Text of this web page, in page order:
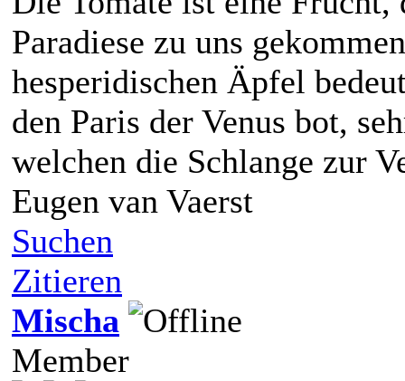
Paradiese zu uns
hesperidischen Äpfel
den Paris der Venus bot,
welchen die Schlange zur
Eugen van Vaerst
Suchen
Zitieren
Mischa
Member